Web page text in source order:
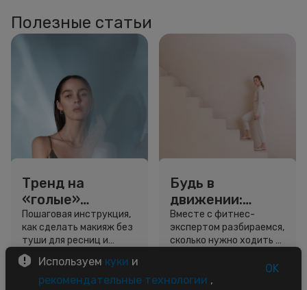
Полезные статьи
Тренд на
«голые»
ресницы: как
выглядеть
свежо, не
используя тушь
Пошаговая инструкция,
как сделать макияж без
туши для ресниц и
звёздный образ для
вдохновения.
Будь в
движении:
сколько нужно
шагов для
красоты и
Вместе с фитнес-
экспертом разбираемся,
сколько нужно ходить и
Используем куки и
рекомендательные технологии ,
OK